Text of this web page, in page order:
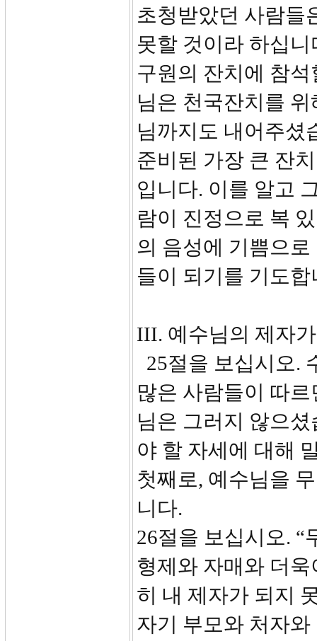
초청받았던 사람들
못할 것이라 하십
구원의 잔치에 참
님은 천국잔치를
님까지도 내어주셨
준비된 가장 큰 잔
입니다. 이를 알고
람이 진정으로 복
의 음성에 기쁨으
들이 되기를 기도합
III. 예수님의 제자
25절을 보십시오.
많은 사람들이 따
님은 그러지 않으
야 할 자세에 대해
첫째로, 예수님을
니다.
26절을 보십시오. “
형제와 자매와 더
히 내 제자가 되지
자기 부모와 처자